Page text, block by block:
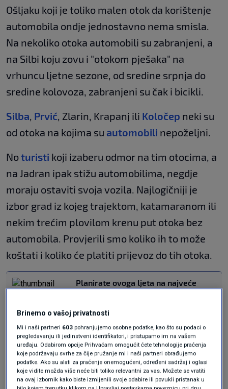
Ošljaku koji je toliko malen otok da korištenje
automobila ondje jednostavno nema smisla.
Na nekoliko otoka automobili su zabranjeni, a
na Silbi koju zovu i "otokom pješaka" na
vrhuncu ljetne sezone, od sredine srpnja do
sredine kolovoza, zabranjeni su čak i bicikli.
Silba Prvić , Zlarin, Krapanj ili Koločep neki su
od otoka na kojima su automobili nepoželjni.
Noturisti koji izaberu odmor na tim otocima, a
na Jadran ipak stižu automobilima, negdje
moraju ostaviti svoja vozila. Najlogičniji je
izbor grad iz kojeg trajektom, katamaranom ili
nekim trećim plovilom krenu put otoka bez
automobila. Provjerili smo koliko ih to može
koštati i koliko će platiti prijevoz do tih otoka.
Planirate ovoga ljeta na najveće
otoke. Izračunali smo koliko će vas
VIJESTI|29. lip.
Susak, Ilovik, Unije
Do ova tri sjevernojadranska otoka bez
Brinemo o vašoj privatnosti
Mi i naši partneri 603 pohranjujemo osobne podatke, kao što su podaci o
pregledavanju ili jedinstveni identifikatori, i pristupamo im na vašem
uređaju. Odabirom opcije Prihvaćam omogućit ćete tehnologije praćenja
koje podržavaju svrhe za čije pružanje mi i naši partneri obrađujemo
podatke. Ako su alati za praćenje onemogućeni, određeni sadržaj i oglasi
koje vidite možda više neće biti toliko relevantni za vas. Možete se vratiti
na ovaj izbornik kako biste izmijenili svoje odabire ili povukli pristanak u